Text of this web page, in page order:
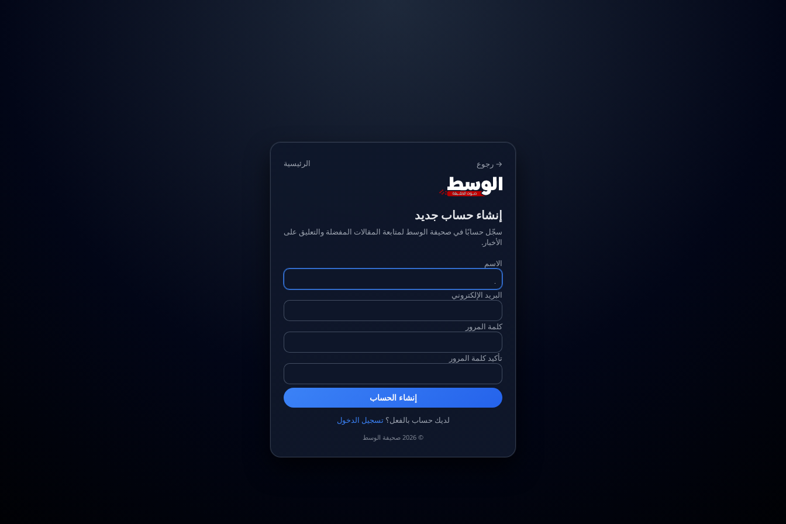
→ رجوع الرئيسية
إنشاء حساب جديد
سجّل حسابًا في صحيفة الوسط لمتابعة المقالات المفضلة والتعليق على
الأخبار.
الاسم
البريد الإلكتروني
كلمة المرور
تأكيد كلمة المرور
إنشاء الحساب
لديك حساب بالفعل؟تسجيل الدخول
© 2026 صحيفة الوسط